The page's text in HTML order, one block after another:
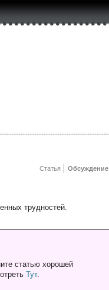
Статья Обсуждение
трудностей.
статью хорошей
Тут.